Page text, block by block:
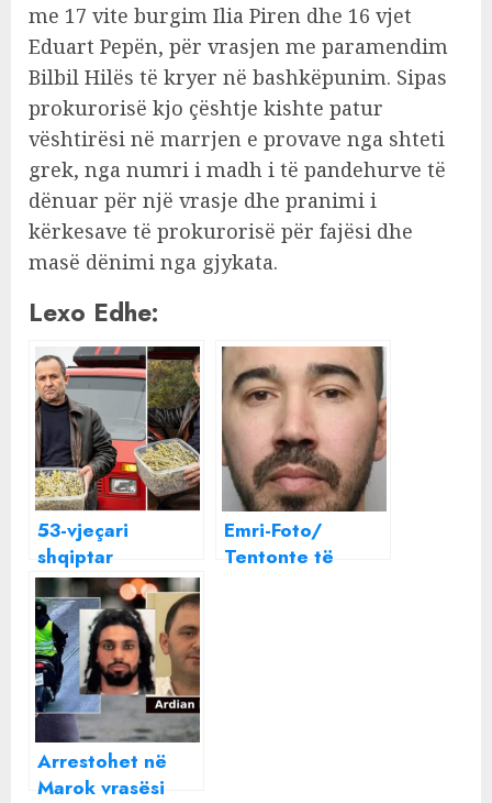
me 17 vite burgim Ilia Piren dhe 16 vjet
Eduart Pepën, për vrasjen me paramendim
Bilbil Hilës të kryer në bashkëpunim. Sipas
prokurorisë kjo çështje kishte patur
vështirësi në marrjen e provave nga shteti
grek, nga numri i madh i të pandehurve të
dënuar për një vrasje dhe pranimi i
kërkesave të prokurorisë për fajësi dhe
masë dënimi nga gjykata.
Lexo Edhe:
53-vjeçari
shqiptar
arrestohet në
Angli, u kap me
çaj mali me vete
Emri-Foto/
Tentonte të
Arrestohet në
Marok vrasësi